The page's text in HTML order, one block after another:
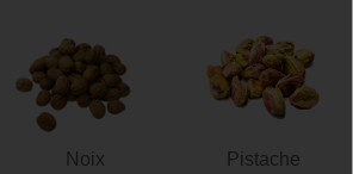
Noix Pistache